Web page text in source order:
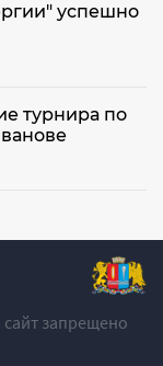
успешно
турнира по
запрещено